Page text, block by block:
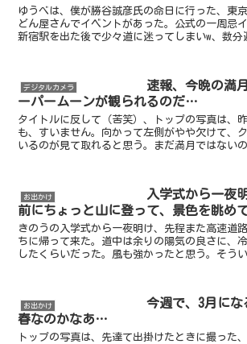
ゆうべは、僕が勝谷誠彦氏の命日に行った、東
どん屋さんでイベントがあった。公式の一周忌
新宿駅を出た後で少々道に迷ってしまいw、数分
デジタルカメラ
速報、今晩の満
ーパームーンが観られるのだ…
タイトルに反して（苦笑）、トップの写真は、
も、すいません。向かって左側がやや欠けて、
いるのが見て取れると思う。まだ満月ではない
お出かけ
入学式から一夜
前にちょっと山に登って、景色を眺め
きのうの入学式から一夜明け、先程また高速道
ちに帰って来た。道中は余りの陽気の良さに、
したくらいだった。風も強かったと思う。そう
お出かけ
今週で、3月にな
春なのかなあ…
トップの写真は、先達て出掛けたときに撮った